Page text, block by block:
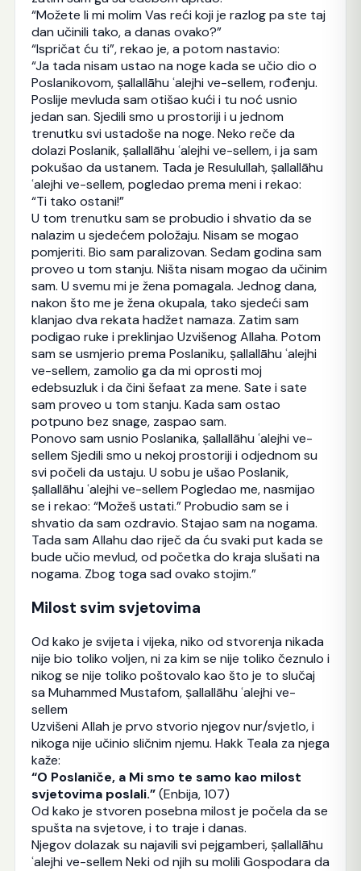
“Možete li mi molim Vas reći koji je razlog pa ste taj
dan učinili tako, a danas ovako?”
“Ispričat ću ti”, rekao je, a potom nastavio:
“Ja tada nisam ustao na noge kada se učio dio o
Poslanikovom, ṣallallāhu ʿalejhi ve-sellem, rođenju.
Poslije mevluda sam otišao kući i tu noć usnio
jedan san. Sjedili smo u prostoriji i u jednom
trenutku svi ustadoše na noge. Neko reče da
dolazi Poslanik, ṣallallāhu ʿalejhi ve-sellem, i ja sam
pokušao da ustanem. Tada je Resulullah, ṣallallāhu
ʿalejhi ve-sellem, pogledao prema meni i rekao:
“Ti tako ostani!”
U tom trenutku sam se probudio i shvatio da se
nalazim u sjedećem položaju. Nisam se mogao
pomjeriti. Bio sam paralizovan. Sedam godina sam
proveo u tom stanju. Ništa nisam mogao da učinim
sam. U svemu mi je žena pomagala. Jednog dana,
nakon što me je žena okupala, tako sjedeći sam
klanjao dva rekata hadžet namaza. Zatim sam
podigao ruke i preklinjao Uzvišenog Allaha. Potom
sam se usmjerio prema Poslaniku, ṣallallāhu ʿalejhi
ve-sellem, zamolio ga da mi oprosti moj
edebsuzluk i da čini šefaat za mene. Sate i sate
sam proveo u tom stanju. Kada sam ostao
potpuno bez snage, zaspao sam.
Ponovo sam usnio Poslanika, ṣallallāhu ʿalejhi ve-
sellem Sjedili smo u nekoj prostoriji i odjednom su
svi počeli da ustaju. U sobu je ušao Poslanik,
ṣallallāhu ʿalejhi ve-sellem Pogledao me, nasmijao
se i rekao: “Možeš ustati.” Probudio sam se i
shvatio da sam ozdravio. Stajao sam na nogama.
Tada sam Allahu dao riječ da ću svaki put kada se
bude učio mevlud, od početka do kraja slušati na
nogama. Zbog toga sad ovako stojim.”
Milost svim svjetovima
Od kako je svijeta i vijeka, niko od stvorenja nikada
nije bio toliko voljen, ni za kim se nije toliko čeznulo i
nikog se nije toliko poštovalo kao što je to slučaj
sa Muhammed Mustafom, ṣallallāhu ʿalejhi ve-
sellem
Uzvišeni Allah je prvo stvorio njegov nur/svjetlo, i
nikoga nije učinio sličnim njemu. Hakk Teala za njega
kaže:
“O Poslaniče, a Mi smo te samo kao milost
svjetovima poslali.”(Enbija, 107)
Od kako je stvoren posebna milost je počela da se
spušta na svjetove, i to traje i danas.
Njegov dolazak su najavili svi pejgamberi, ṣallallāhu
ʿalejhi ve-sellem Neki od njih su molili Gospodara da